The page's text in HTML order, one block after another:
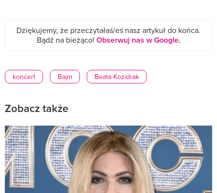
Dziękujemy, że przeczytałaś/eś nasz artykuł do końca.
Bądź na bieżąco! Obserwuj nas w Google.
koncert Bajm Beata Kozidrak
Zobacz także